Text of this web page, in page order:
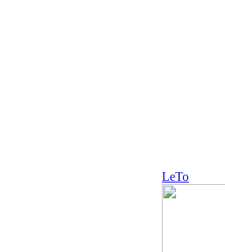
LeTo